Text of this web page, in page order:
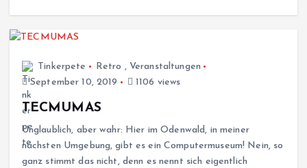
Tinkerpete Retro , Veranstaltungen
September 10, 2019
1106 views
TECMUMAS
Unglaublich, aber wahr: Hier im Odenwald, in meiner
nächsten Umgebung, gibt es ein Computermuseum! Nein, so
ganz stimmt das nicht, denn es nennt sich eigentlich